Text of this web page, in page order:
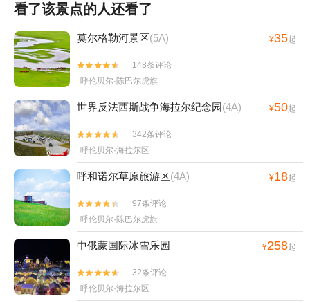
看了该景点的人还看了
莫尔格勒河景区(5A) ¥35起


148条评论
呼伦贝尔·陈巴尔虎旗
世界反法西斯战争海拉尔纪念园(4A) ¥50起


342条评论
呼伦贝尔·海拉尔区
呼和诺尔草原旅游区(4A) ¥18起


97条评论
呼伦贝尔·陈巴尔虎旗
中俄蒙国际冰雪乐园 ¥258起


32条评论
呼伦贝尔·海拉尔区